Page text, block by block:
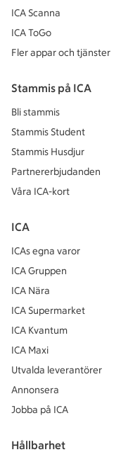
ICA Scanna
ICA ToGo
Fler appar och tjänster
Stammis på ICA
Bli stammis
Stammis Student
Stammis Husdjur
Partnererbjudanden
Våra ICA-kort
ICA
ICAs egna varor
ICA Gruppen
ICA Nära
ICA Supermarket
ICA Kvantum
ICA Maxi
Utvalda leverantörer
Annonsera
Jobba på ICA
Hållbarhet